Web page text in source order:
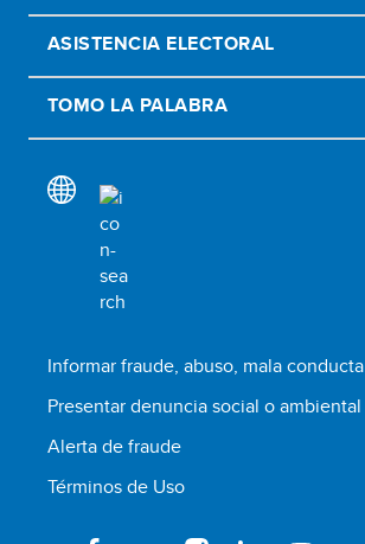
ASISTENCIA ELECTORAL
TOMO LA PALABRA
Informar fraude, abuso, mala conducta
Presentar denuncia social o ambiental
Alerta de fraude
Términos de Uso